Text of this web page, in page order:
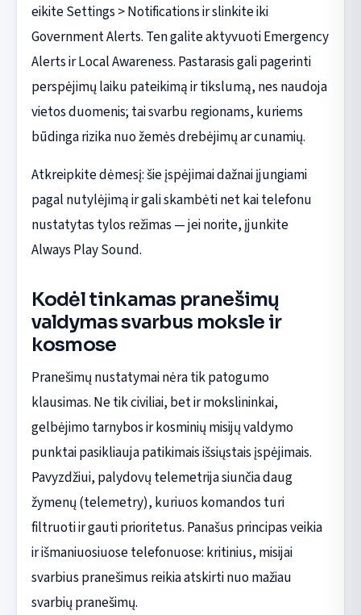
eikite Settings > Notifications ir slinkite iki
Government Alerts. Ten galite aktyvuoti Emergency
Alerts ir Local Awareness. Pastarasis gali pagerinti
perspėjimų laiku pateikimą ir tikslumą, nes naudoja
vietos duomenis; tai svarbu regionams, kuriems
būdinga rizika nuo žemės drebėjimų ar cunamių.
Atkreipkite dėmesį: šie įspėjimai dažnai įjungiami
pagal nutylėjimą ir gali skambėti net kai telefonu
nustatytas tylos režimas — jei norite, įjunkite
Always Play Sound.
Kodėl tinkamas pranešimų
valdymas svarbus moksle ir
kosmose
Pranešimų nustatymai nėra tik patogumo
klausimas. Ne tik civiliai, bet ir mokslininkai,
gelbėjimo tarnybos ir kosminių misijų valdymo
punktai pasikliauja patikimais išsiųstais įspėjimais.
Pavyzdžiui, palydovų telemetrija siunčia daug
žymenų (telemetry), kuriuos komandos turi
filtruoti ir gauti prioritetus. Panašus principas veikia
ir išmaniuosiuose telefonuose: kritinius, misijai
svarbius pranešimus reikia atskirti nuo mažiau
svarbių pranešimų.